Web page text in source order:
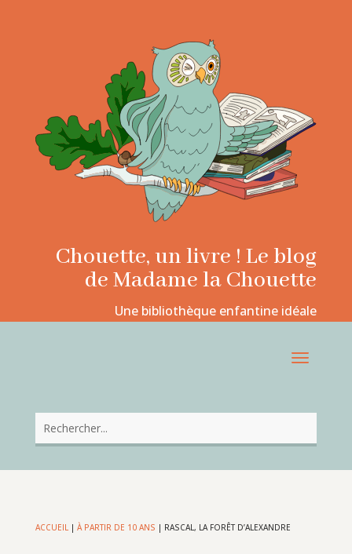
Chouette, un livre ! Le blog
de Madame la Chouette
Une bibliothèque enfantine idéale
ACCUEIL| À PARTIR DE 10 ANS | RASCAL, LA FORÊT D’ALEXANDRE